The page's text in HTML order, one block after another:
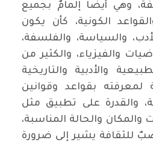
وهي أيضاً إلمامٌ بجميع
الكونية، كأن يكون
والسياسة، والفلسفة،
والفيزياء، والكثير من
والأدبية والتاريخية
لمعرفته بقواعد وقوانين
والقدرة على تطبيق مثل
والمكان والحالة المناسبة،
للثقافة يشير إلى ضرورة